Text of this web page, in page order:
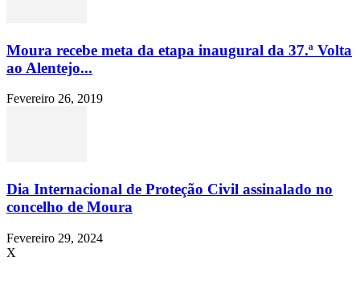
Moura recebe meta da etapa inaugural da 37.ª Volta
ao Alentejo...
Fevereiro 26, 2019
Dia Internacional de Proteção Civil assinalado no
concelho de Moura
Fevereiro 29, 2024
X